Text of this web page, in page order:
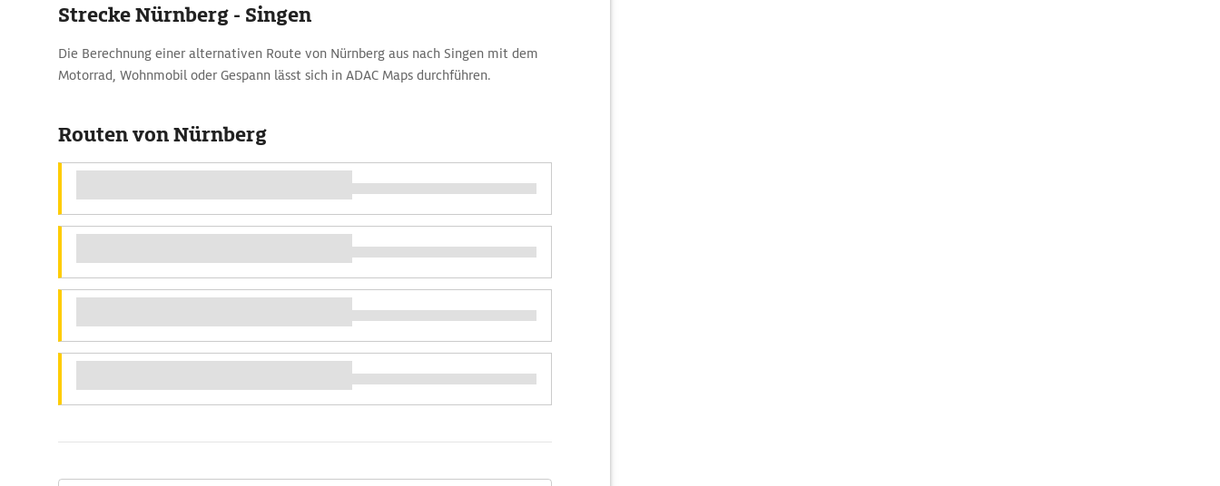
Strecke Nürnberg - Singen
Die Berechnung einer alternativen Route von Nürnberg aus nach Singen mit dem
Motorrad, Wohnmobil oder Gespann lässt sich in ADAC Maps durchführen.
Routen von Nürnberg